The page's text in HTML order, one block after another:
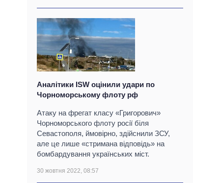
Аналітики ISW оцінили удари по
Чорноморському флоту рф
Атаку на фрегат класу «Григорович»
Чорноморського флоту росії біля
Севастополя, ймовірно, здійснили ЗСУ,
але це лише «стримана відповідь» на
бомбардування українських міст.
30 жовтня 2022, 08:57